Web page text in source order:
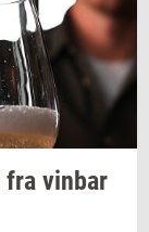
fra vin­bar